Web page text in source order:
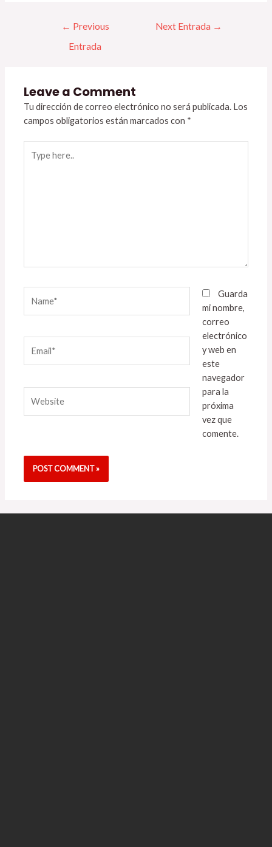
← Previous
Entrada
Next Entrada →
Leave a Comment
Tu dirección de correo electrónico no será publicada. Los
campos obligatorios están marcados con *
here..
Guarda
mi nombre,
correo
electrónico
y web en
este
navegador
para la
próxima
vez que
comente.